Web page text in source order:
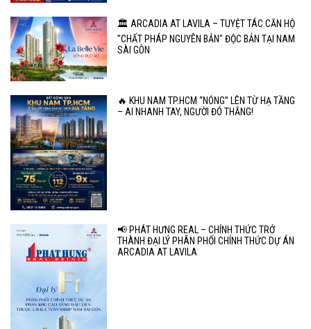
🏛️ ARCADIA AT LAVILA – TUYỆT TÁC CĂN HỘ
"CHẤT PHÁP NGUYÊN BẢN" ĐỘC BẢN TẠI NAM
SÀI GÒN
🔥 KHU NAM TP.HCM “NÓNG” LÊN TỪ HẠ TẦNG
– AI NHANH TAY, NGƯỜI ĐÓ THẮNG!
📢 PHÁT HƯNG REAL – CHÍNH THỨC TRỞ
THÀNH ĐẠI LÝ PHÂN PHỐI CHÍNH THỨC DỰ ÁN
ARCADIA AT LAVILA